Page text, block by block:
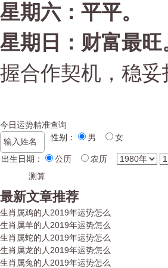
星期六：平平。
星期 日 ：财富最旺
握合作契机，稳妥
今日运势精准查询
性别：
男 女
出生日期： 公历 农历
最新文章推荐
生肖属鸡的人2019年运势怎么
生肖属羊的人2019年运势怎么
生肖属蛇的人2019年运势怎么
生肖属龙的人2019年运势怎么
生肖属兔的人2019年运势怎么